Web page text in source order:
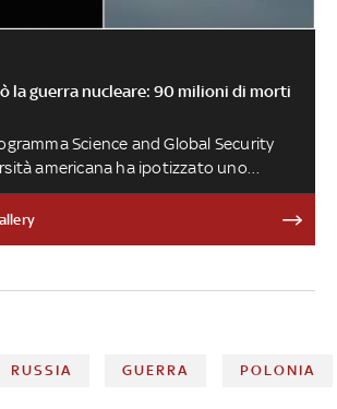
la guerra nucleare: 90 milioni di morti
Science and Global Security
americana ha ipotizzato uno
chiamato “Plan A”, che diversi media
riproponendo alla luce dell’invasione
RUSSIA GUERRA POLONIA